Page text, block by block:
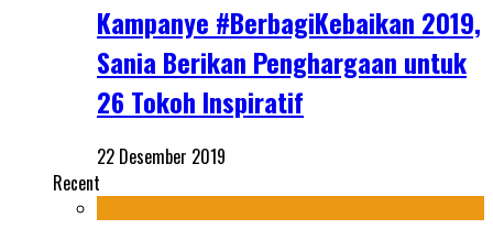
Kampanye #BerbagiKebaikan 2019,
Sania Berikan Penghargaan untuk
26 Tokoh Inspiratif
22 Desember 2019
Recent